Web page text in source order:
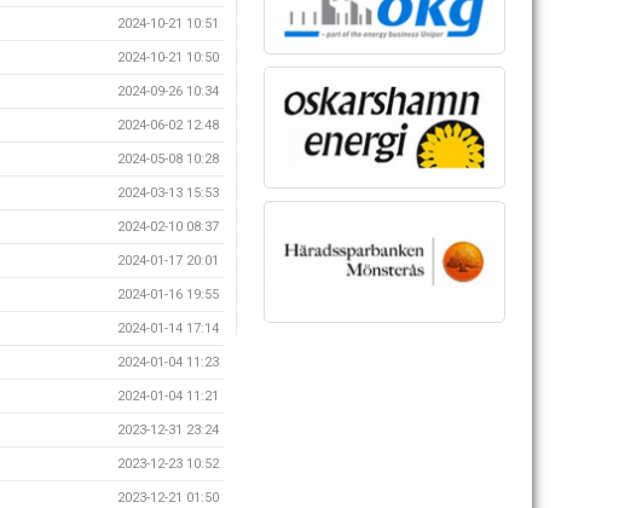
2024-10-21 10:51
2024-10-21 10:50
2024-09-26 10:34
2024-06-02 12:48
2024-05-08 10:28
2024-03-13 15:53
2024-02-10 08:37
2024-01-17 20:01
2024-01-16 19:55
2024-01-14 17:14
2024-01-04 11:23
2024-01-04 11:21
2023-12-31 23:24
2023-12-23 10:52
2023-12-21 01:50